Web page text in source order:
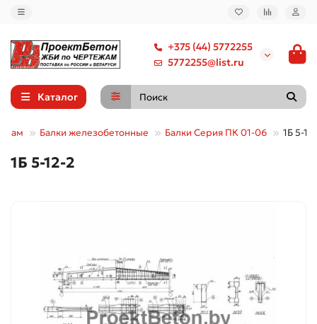
+375 (44) 5772255
5772255@list.ru
Каталог
Балки железобетонные Балки Серия ПК 01-06 1Б 5-
1Б 5-12-2